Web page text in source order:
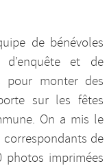
de bénévoles
d’enquête et de
pour monter des
sur les fêtes
On a mis le
de
photos imprimées